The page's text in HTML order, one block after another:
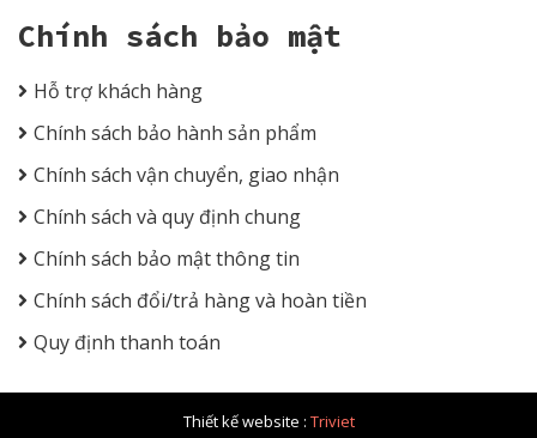
Chính sách bảo mật
Hỗ trợ khách hàng
Chính sách bảo hành sản phẩm
Chính sách vận chuyển, giao nhận
Chính sách và quy định chung
Chính sách bảo mật thông tin
Chính sách đổi/trả hàng và hoàn tiền
Quy định thanh toán
Thiết kế website : Triviet